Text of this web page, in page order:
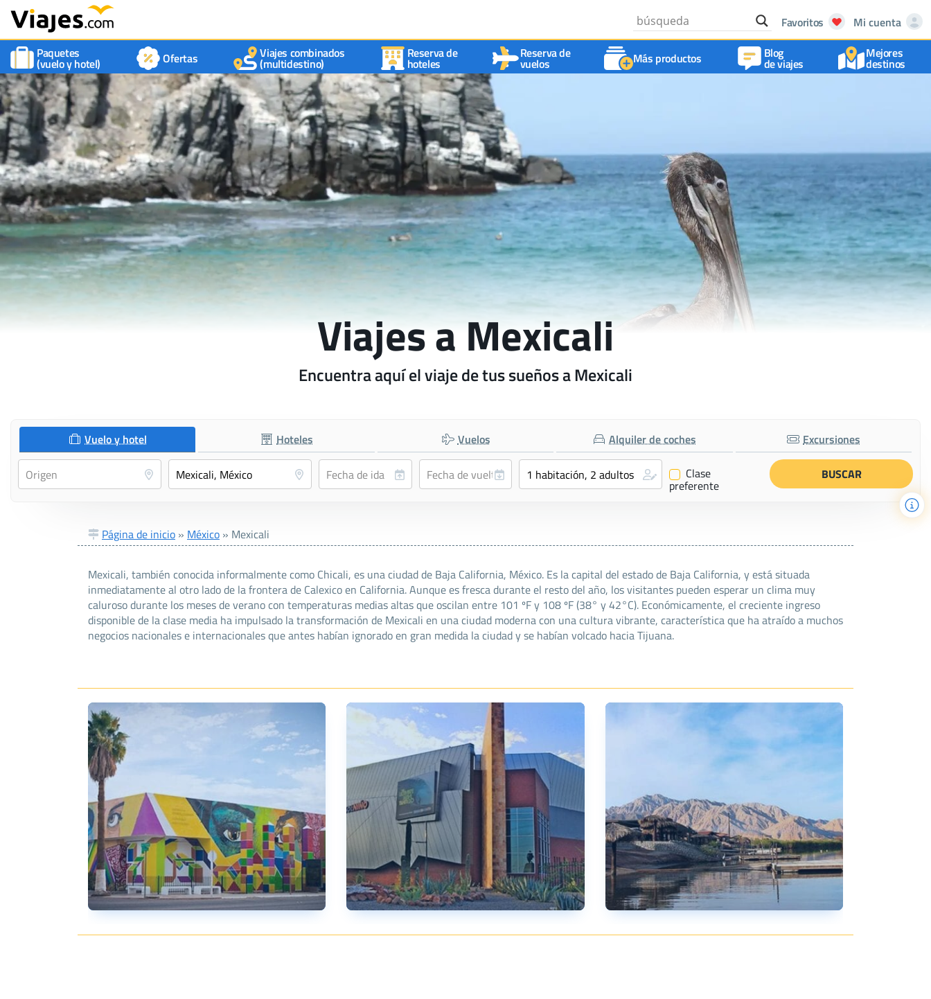
Favoritos
Mi cuenta
Paquetes
(vuelo y hotel) Ofertas Viajes combinados
(multidestino)
Reserva de
hoteles
Reserva de
vuelos Más productos Blog
de viajes
Mejores
destinos
Viajes a Mexicali
Encuentra aquí el viaje de tus sueños a Mexicali
Vuelo y hotel Hoteles Vuelos Alquiler de coches Excursiones
✔ Clase
preferente
Página de inicio » México » Mexicali
Mexicali, también conocida informalmente como Chicali, es una ciudad de Baja California, México. Es la capital del estado de Baja California, y está situada
inmediatamente al otro lado de la frontera de Calexico en California. Aunque es fresca durante el resto del año, los visitantes pueden esperar un clima muy
caluroso durante los meses de verano con temperaturas medias altas que oscilan entre 101 ºF y 108 ºF (38° y 42°C). Económicamente, el creciente ingreso
disponible de la clase media ha impulsado la transformación de Mexicali en una ciudad moderna con una cultura vibrante, característica que ha atraído a muchos
negocios nacionales e internacionales que antes habían ignorado en gran medida la ciudad y se habían volcado hacia Tijuana.